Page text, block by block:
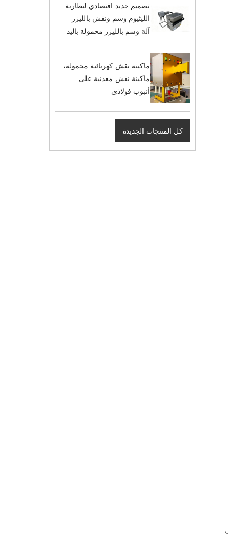
تصميم جديد اقتصادي لبطارية
الليثيوم وسم ونقش بالليزر
آلة وسم بالليزر محمولة باليد
ماكينة نقش كهربائية محمولة،
ماكينة نقش معدنية على
أنبوب فولاذي
كل المنتجات الجديدة